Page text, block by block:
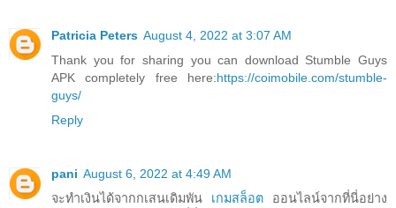
Patricia Peters August 4, 2022 at 3:07 AM
Thank you for sharing you can download Stumble Guys
APK completely free here:https://coimobile.com/stumble-
guys/
Reply
pani August 6, 2022 at 4:49 AM
จะทำเงินได้จากกเสนเดิมพัน เกมสล็อต ออนไลน์จากที่นี่อย่าง